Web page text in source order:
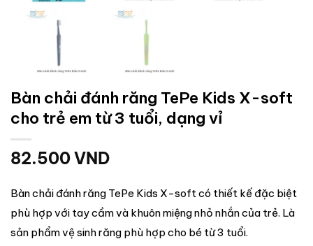
Bàn chải đánh răng TePe Kids X-soft
cho trẻ em từ 3 tuổi, dạng vỉ
82.500VND
Bàn chải đánh răng TePe Kids X-soft có thiết kế đặc biệt
phù hợp với tay cầm và khuôn miệng nhỏ nhắn của trẻ. Là
sản phẩm vệ sinh răng phù hợp cho bé từ 3 tuổi.